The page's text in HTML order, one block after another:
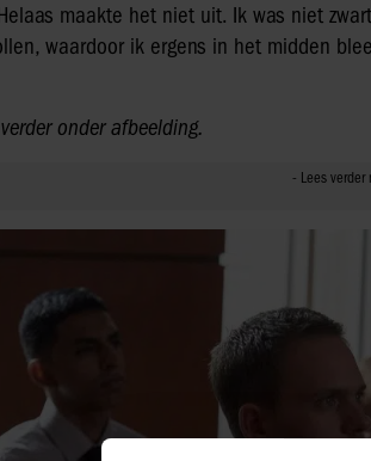
maakte het niet uit. Ik was niet
waardoor ik ergens in het midden
onder afbeelding.